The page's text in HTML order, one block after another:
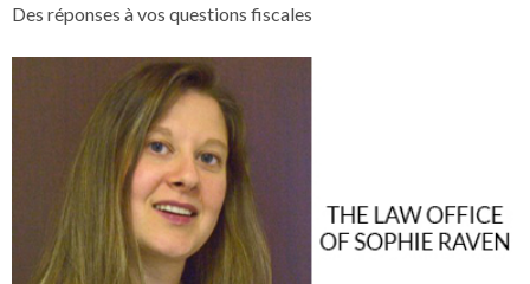
Des réponses à vos questions fiscales